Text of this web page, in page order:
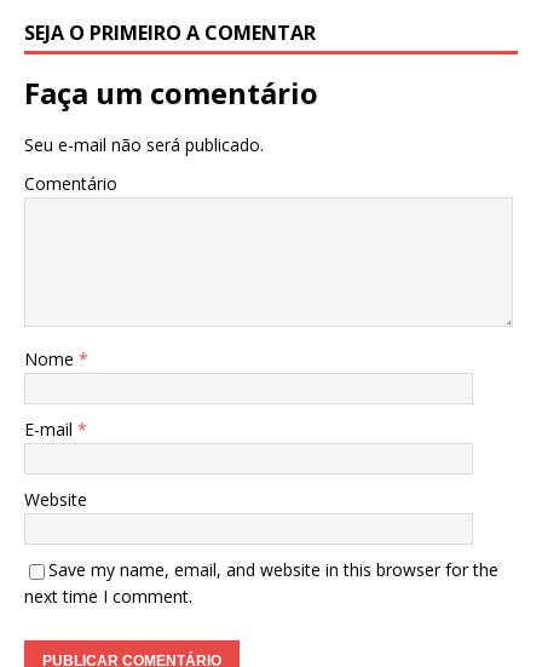
SEJA O PRIMEIRO A COMENTAR
Faça um comentário
Seu e-mail não será publicado.
Comentário
Nome *
E-mail *
Website
Save my name, email, and website in this browser for the
next time I comment.